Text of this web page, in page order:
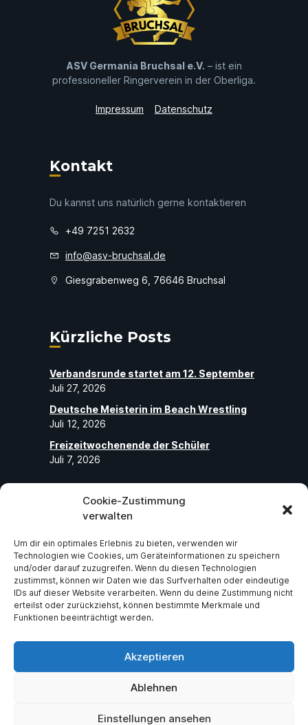
Cookie-Zustimmung
verwalten
Um dir ein optimales Erlebnis zu bieten, verwenden wir
Technologien wie Cookies, um Geräteinformationen zu speichern
und/oder darauf zuzugreifen. Wenn du diesen Technologien
zustimmst, können wir Daten wie das Surfverhalten oder eindeutige
IDs auf dieser Website verarbeiten. Wenn du deine Zustimmung nicht
erteilst oder zurückziehst, können bestimmte Merkmale und
Funktionen beeinträchtigt werden.
Akzeptieren
Ablehnen
Einstellungen ansehen
ASV Germania Bruchsal e.V. – ist ein
professioneller Ringerverein in der Oberliga.
Impressum Datenschutz
Kontakt
Du kannst uns natürlich gerne kontaktieren
+49 7251 2632
info@asv-bruchsal.de
Giesgrabenweg 6, 76646 Bruchsal
Kürzliche Posts
Verbandsrunde startet am 12. September
Juli 27, 2026
Deutsche Meisterin im Beach Wrestling
Juli 12, 2026
Freizeitwochenende der Schüler
Juli 7, 2026
Folge uns
Abonniere unseren Social-Media-Seiten
und folge uns, um die neuesten exklusiven
Neuigkeiten über ASV Germania Bruchsal
e.V zu erhalten.
Facebook
Instagram